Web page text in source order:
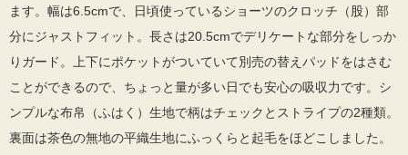
ます。幅は6.5cmで、日頃使っているショーツのクロッチ（股）部
分にジャストフィット。長さは20.5cmでデリケートな部分をしっか
りガード。上下にポケットがついていて別売の替えパッドをはさむ
ことができるので、ちょっと量が多い日でも安心の吸収力です。シ
ンプルな布帛（ふはく）生地で柄はチェックとストライプの2種類。
裏面は茶色の無地の平織生地にふっくらと起毛をほどこしました。